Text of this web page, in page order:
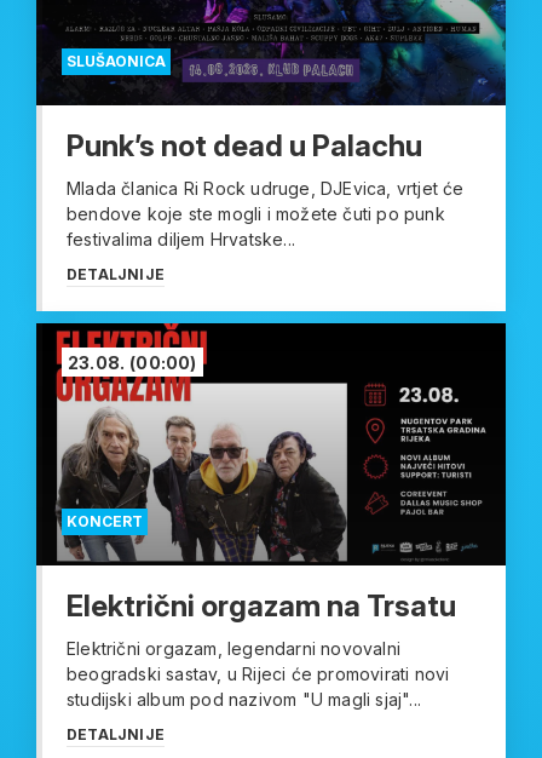
SLUŠAONICA
Punk’s not dead u Palachu
Mlada članica Ri Rock udruge, DJEvica, vrtjet će
bendove koje ste mogli i možete čuti po punk
festivalima diljem Hrvatske...
DETALJNIJE
KONCERT
23.08. (00:00)
Električni orgazam na Trsatu
Električni orgazam, legendarni novovalni
beogradski sastav, u Rijeci će promovirati novi
studijski album pod nazivom "U magli sjaj"...
DETALJNIJE